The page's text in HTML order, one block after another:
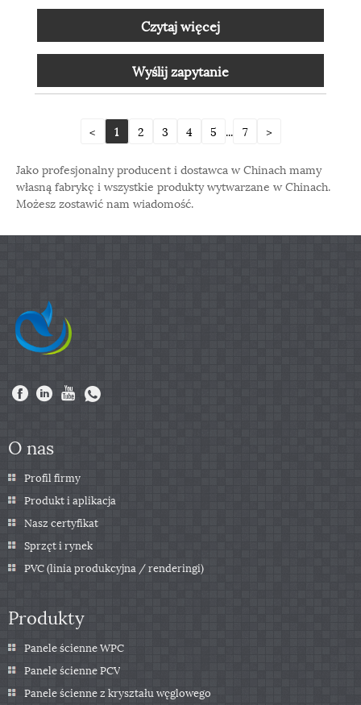
Czytaj więcej
Wyślij zapytanie
< 1 2 3 4 5 ... 7 >
Jako profesjonalny producent i dostawca w Chinach mamy
własną fabrykę i wszystkie produkty wytwarzane w Chinach.
Możesz zostawić nam wiadomość.
O nas
Profil firmy
Produkt i aplikacja
Nasz certyfikat
Sprzęt i rynek
PVC (linia produkcyjna / renderingi)
Produkty
Panele ścienne WPC
Panele ścienne PCV
Panele ścienne z kryształu węglowego